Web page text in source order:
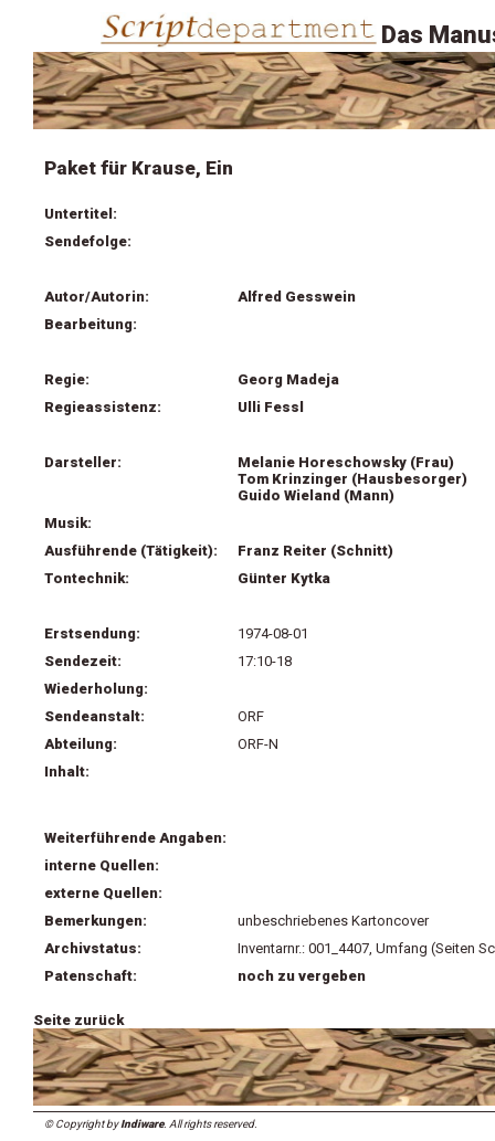
Das
Paket für Krause, Ein
Untertitel:
Sendefolge:
Autor/Autorin:
Alfred Gesswein
Bearbeitung:
Regie:
Georg Madeja
Regieassistenz:
Ulli Fessl
Darsteller:
Melanie Horeschowsky (Frau)
Tom Krinzinger (Hausbesorger)
Guido Wieland (Mann)
Musik:
Ausführende (Tätigkeit):
Franz Reiter (Schnitt)
Tontechnik:
Günter Kytka
Erstsendung:
1974-08-01
Sendezeit:
17:10-18
Wiederholung:
Sendeanstalt:
ORF
Abteilung:
ORF-N
Inhalt:
Weiterführende Angaben:
interne Quellen:
externe Quellen:
Bemerkungen:
unbeschriebenes Kartoncover
Archivstatus:
Inventarnr.: 001_4407, Umfang (Seiten
Patenschaft:
noch zu vergeben
Seite zurück
© Copyright byIndiware. All rights reserved.